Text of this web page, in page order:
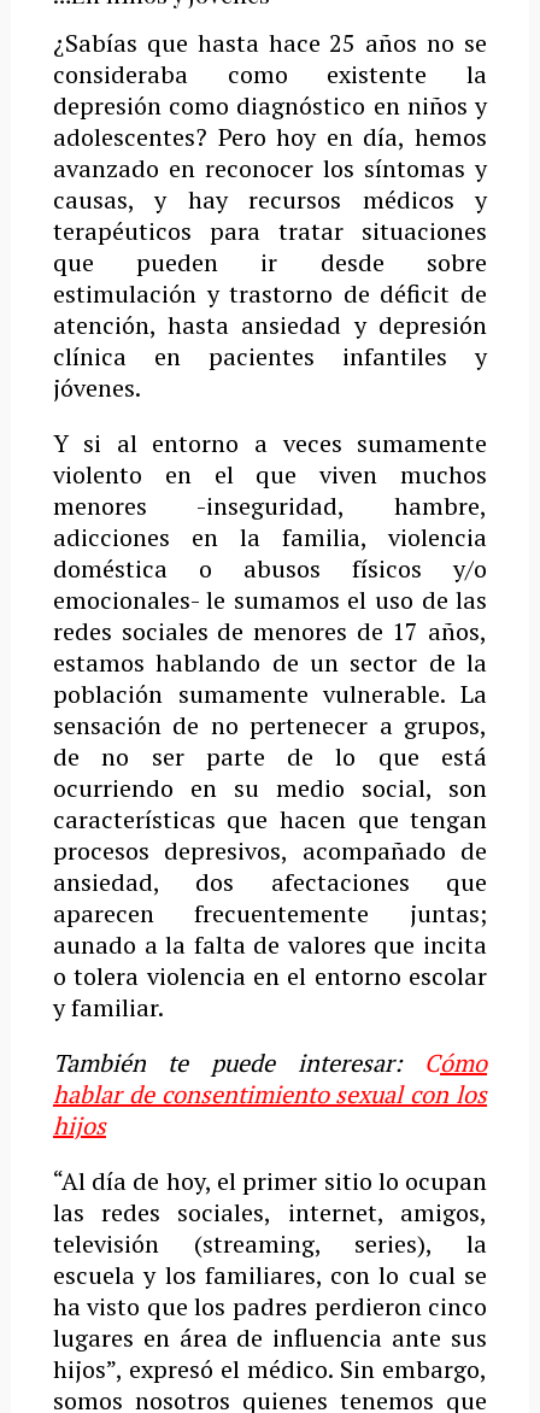
¿Sabías que hasta hace 25 años no se
consideraba como existente la
depresión como diagnóstico en niños y
adolescentes? Pero hoy en día, hemos
avanzado en reconocer los síntomas y
causas, y hay recursos médicos y
terapéuticos para tratar situaciones
que pueden ir desde sobre
estimulación y trastorno de déficit de
atención, hasta ansiedad y depresión
clínica en pacientes infantiles y
jóvenes.
Y si al entorno a veces sumamente
violento en el que viven muchos
menores -inseguridad, hambre,
adicciones en la familia, violencia
doméstica o abusos físicos y/o
emocionales- le sumamos el uso de las
redes sociales de menores de 17 años,
estamos hablando de un sector de la
población sumamente vulnerable. La
sensación de no pertenecer a grupos,
de no ser parte de lo que está
ocurriendo en su medio social, son
características que hacen que tengan
procesos depresivos, acompañado de
ansiedad, dos afectaciones que
aparecen frecuentemente juntas;
aunado a la falta de valores que incita
o tolera violencia en el entorno escolar
y familiar.
También te puede interesar: Cómo
hablar de consentimiento sexual con los
hijos
“Al día de hoy, el primer sitio lo ocupan
las redes sociales, internet, amigos,
televisión (streaming, series), la
escuela y los familiares, con lo cual se
ha visto que los padres perdieron cinco
lugares en área de influencia ante sus
hijos”, expresó el médico. Sin embargo,
somos nosotros quienes tenemos que